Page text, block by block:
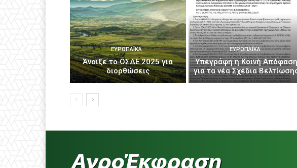
ΕΥΡΩΠΑΪΚΆ
Άνοιξε το ΟΣΔΕ 2025 για
διορθώσεις
ΕΥΡΩΠΑΪΚΆ
Υπεγράφη η Κοινή Απόφαση
για τα νέα Σχέδια